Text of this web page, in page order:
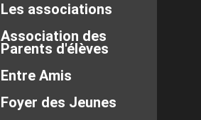
Les associations
Association des
Parents d'élèves
Entre Amis
Foyer des Jeunes